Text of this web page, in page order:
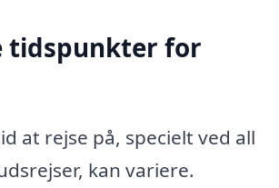
tidspunkter for
at rejse på, specielt ved all
kan variere.